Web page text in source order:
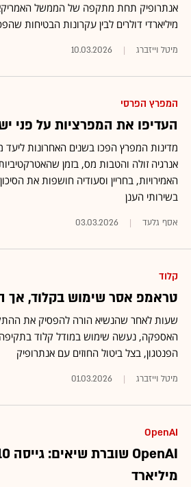
אנתרופיק תחת מתקפה של הממשל
מיליארדי דולרים לבין עקרונות הבטיחות
מיטל וייזברג 10.03.2026
המפרץ הפרסי
העדיפו את המפרציות על פני
מדינות המפרץ הפכו בשנים האחרונות ליעד
אנרגיה זולה והטבות מס, בזמן
האמירויות, בחריין וסעודיה חושפות את
בשירותי הענן
אסף גלעד 03.03.2026
קלוד
טראמפ אסר שימוש בקלוד, אך
שעות לאחר שהנשיא הורה להפסיק את
הפנטגון, בצל ביטול החוזים עם אנתרופיק
מיטל וייזברג 01.03.2026
OpenAI
מיליארד